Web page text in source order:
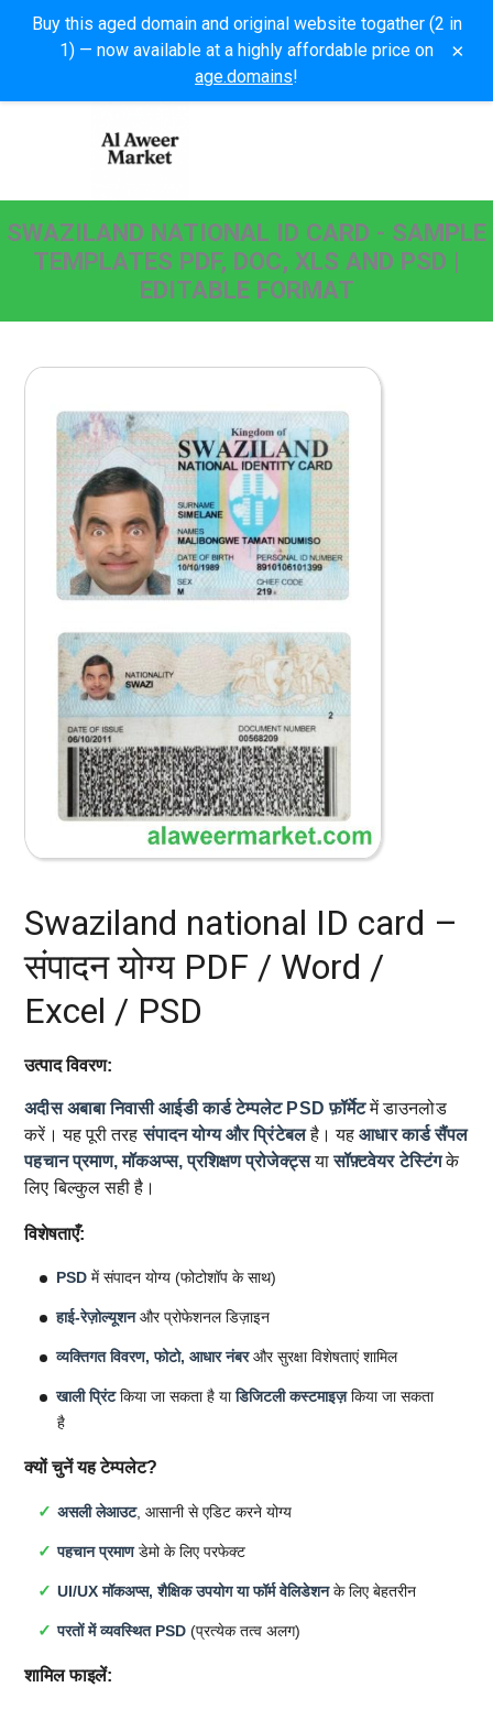
Buy this aged domain and original website togather (2 in
1) — now available at a highly affordable price on
age.domains!
×
SWAZILAND NATIONAL ID CARD - SAMPLE
TEMPLATES PDF, DOC, XLS AND PSD |
EDITABLE FORMAT
Swaziland national ID card –
संपादन योग्य PDF / Word /
Excel / PSD
उत्पाद विवरण:
अदीस अबाबा निवासी आईडी कार्ड टेम्पलेट PSD फ़ॉर्मेटमें डाउनलोड
करें। यह पूरी तरहसंपादन योग्य और प्रिंटेबलहै। यहआधार कार्ड सैंपल
पहचान प्रमाण, मॉकअप्स, प्रशिक्षण प्रोजेक्ट्सयासॉफ़्टवेयर टेस्टिंगके
लिए बिल्कुल सही है।
विशेषताएँ:
PSD में संपादन योग्य (फोटोशॉप के साथ)
हाई-रेज़ोल्यूशनऔर प्रोफेशनल डिज़ाइन
व्यक्तिगत विवरण, फोटो, आधार नंबरऔर सुरक्षा विशेषताएं शामिल
खाली प्रिंटकिया जा सकता है याडिजिटली कस्टमाइज़किया जा सकता
है
क्यों चुनें यह टेम्पलेट?
असली लेआउट, आसानी से एडिट करने योग्य
पहचान प्रमाणडेमो के लिए परफेक्ट
UI/UX मॉकअप्स, शैक्षिक उपयोग या फॉर्म वेलिडेशनके लिए बेहतरीन
परतों में व्यवस्थित PSD (प्रत्येक तत्व अलग)
शामिल फाइलें: